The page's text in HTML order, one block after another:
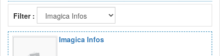
Filter :
Imagica Infos